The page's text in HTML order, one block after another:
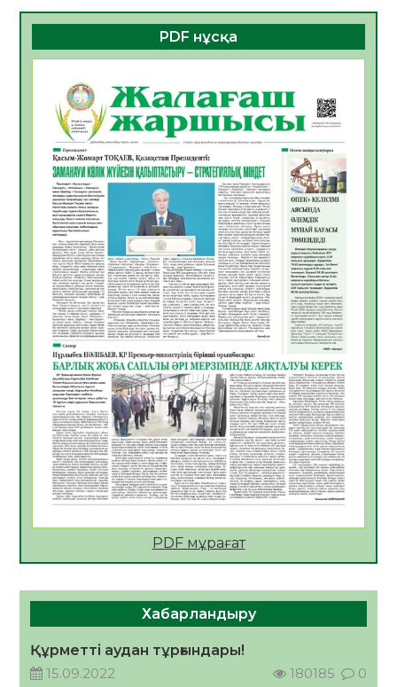
құралдарының таныстырылымы өтті
05.08.2026
17 0
Қазақстандықтардың 72,3%-ы жаңа
Құрылтай үшін дауыс беруге дайын
05.08.2026
18
ӘРБІР ДАУЫС – ҚОҒАМ ДАМУЫНА
ҚОСЫЛҒАН ҮЛЕС
05.08.2026
25
ҚҰРЫЛТАЙ САЙЛАУЫ – БІРЛІК ПЕН
ЖАУАПКЕРШІЛІККЕ БАСТАЙТЫН ҚАДАМ
05.08.2026
24
Мектептен – Ұлттық ұлан сапына
04.08.2026
34
Үкіметтік емес ұйымдарға арналған
сыйлықақы конкурсына өтінім қабылдау
басталды
04.08.2026
38
Үкіметте Президенттің отандық тауарды
қолдау жөніндегі тапсырмаларының
жүзеге асырылу барысы қаралуда
Жазғы лагерьде оқушылармен
профилактикалық кездесу өтті
04.08.2026
47 0
Құрылтай: Қызылордада 1344 комиссия
мүшесінің білімі жетілдіріледі
04.08.2026
37 0
PDF нұсқа
PDF мұрағат
Хабарландыру
Құрметті аудан тұрғындары!
15.09.2022
180185
0